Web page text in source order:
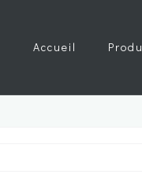
Accueil